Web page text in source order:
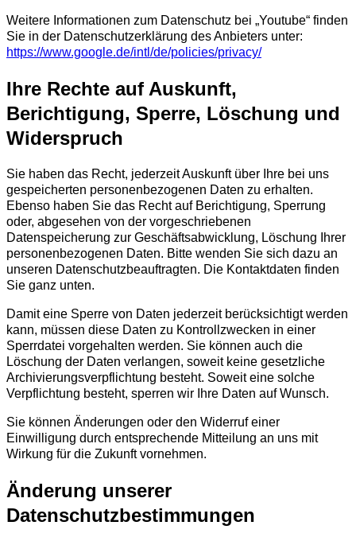
Weitere Informationen zum Datenschutz bei „Youtube“ finden
Sie in der Datenschutzerklärung des Anbieters unter:
https://www.google.de/intl/de/policies/privacy/
Ihre Rechte auf Auskunft,
Berichtigung, Sperre, Löschung und
Widerspruch
Sie haben das Recht, jederzeit Auskunft über Ihre bei uns
gespeicherten personenbezogenen Daten zu erhalten.
Ebenso haben Sie das Recht auf Berichtigung, Sperrung
oder, abgesehen von der vorgeschriebenen
Datenspeicherung zur Geschäftsabwicklung, Löschung Ihrer
personenbezogenen Daten. Bitte wenden Sie sich dazu an
unseren Datenschutzbeauftragten. Die Kontaktdaten finden
Sie ganz unten.
Damit eine Sperre von Daten jederzeit berücksichtigt werden
kann, müssen diese Daten zu Kontrollzwecken in einer
Sperrdatei vorgehalten werden. Sie können auch die
Löschung der Daten verlangen, soweit keine gesetzliche
Archivierungsverpflichtung besteht. Soweit eine solche
Verpflichtung besteht, sperren wir Ihre Daten auf Wunsch.
Sie können Änderungen oder den Widerruf einer
Einwilligung durch entsprechende Mitteilung an uns mit
Wirkung für die Zukunft vornehmen.
Änderung unserer
Datenschutzbestimmungen